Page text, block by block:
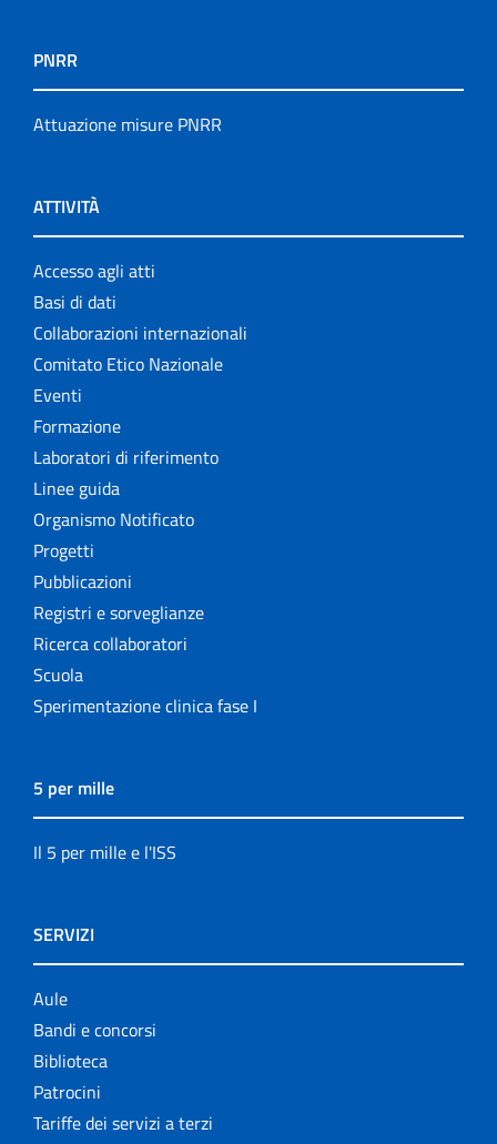
PNRR
Attuazione misure PNRR
ATTIVITÀ
Accesso agli atti
Basi di dati
Collaborazioni internazionali
Comitato Etico Nazionale
Eventi
Formazione
Laboratori di riferimento
Linee guida
Organismo Notificato
Progetti
Pubblicazioni
Registri e sorveglianze
Ricerca collaboratori
Scuola
Sperimentazione clinica fase I
5 per mille
Il 5 per mille e l'ISS
SERVIZI
Aule
Bandi e concorsi
Biblioteca
Patrocini
Tariffe dei servizi a terzi